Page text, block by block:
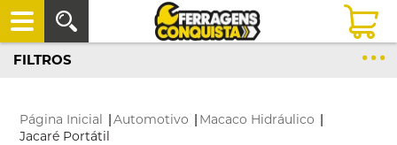
Página Inicial |Automotivo | Macaco Hidráulico |
Jacaré Portátil
FILTROS